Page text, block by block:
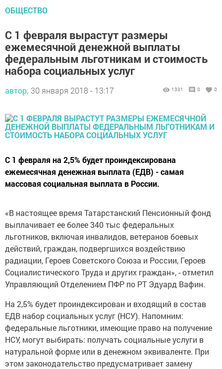
ОБЩЕСТВО
С 1 февраля вырастут размеры
ежемесячной денежной выплаты
федеральным льготникам и стоимость
набора социальных услуг
автор, 30 января 2018 - 13:17 1331 0 0
С 1 февраля на 2,5% будет проиндексирована
ежемесячная денежная выплата (ЕДВ) - самая
массовая социальная выплата в России.
«В настоящее время Татарстанский Пенсионный фонд
выплачивает ее более 340 тыс федеральных
льготников, включая инвалидов, ветеранов боевых
действий, граждан, подвергшихся воздействию
радиации, Героев Советского Союза и России, Героев
Социалистического Труда и других граждан», - отметил
Управляющий Отделением ПФР по РТ Эдуард Вафин.
На 2,5% будет проиндексирован и входящий в состав
ЕДВ набор социальных услуг (НСУ). Напомним:
федеральные льготники, имеющие право на получение
НСУ, могут выбирать: получать социальные услуги в
натуральной форме или в денежном эквиваленте. При
этом законодательство предусматривает замену